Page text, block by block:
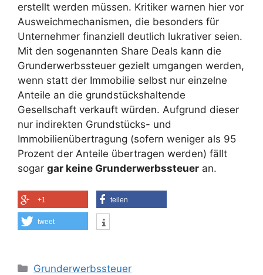
erstellt werden müssen. Kritiker warnen hier vor
Ausweichmechanismen, die besonders für
Unternehmer finanziell deutlich lukrativer seien.
Mit den sogenannten Share Deals kann die
Grunderwerbssteuer gezielt umgangen werden,
wenn statt der Immobilie selbst nur einzelne
Anteile an die grundstückshaltende
Gesellschaft verkauft würden. Aufgrund dieser
nur indirekten Grundstücks- und
Immobilienübertragung (sofern weniger als 95
Prozent der Anteile übertragen werden) fällt
sogar gar keine Grunderwerbssteuer an.
+1 teilen
tweet
Kategorien
Grunderwerbssteuer